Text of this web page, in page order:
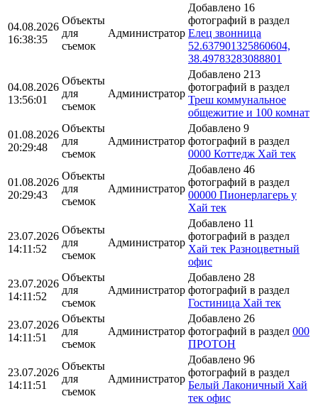
04.08.2026
16:38:35
Объекты
для
съемок
Администратор
Добавлено 16
фотографий в раздел
Елец звонница
52.637901325860604,
38.49783283088801
04.08.2026
13:56:01
Объекты
для
съемок
Администратор
Добавлено 213
фотографий в раздел
Треш коммунальное
общежитие и 100 комнат
01.08.2026
20:29:48
Объекты
для
съемок
Администратор
Добавлено 9
фотографий в раздел
0000 Коттедж Хай тек
01.08.2026
20:29:43
Объекты
для
съемок
Администратор
Добавлено 46
фотографий в раздел
00000 Пионерлагерь у
Хай тек
23.07.2026
14:11:52
Объекты
для
съемок
Администратор
Добавлено 11
фотографий в раздел
Хай тек Разноцветный
офис
23.07.2026
14:11:52
Объекты
для
съемок
Администратор
Добавлено 28
фотографий в раздел
Гостиница Хай тек
23.07.2026
14:11:51
Объекты
для
съемок
Администратор
Добавлено 26
фотографий в раздел 000
ПРОТОН
23.07.2026
14:11:51
Объекты
для
съемок
Администратор
Добавлено 96
фотографий в раздел
Белый Лаконичный Хай
тек офис